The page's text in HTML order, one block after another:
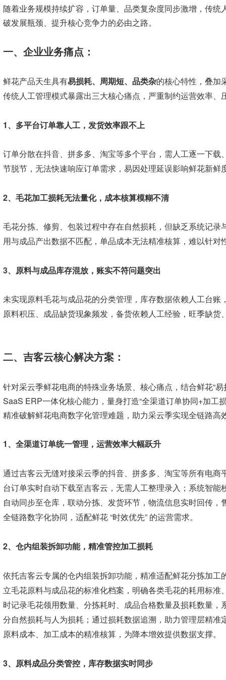
随着业务规模持续扩容，订单量、品类复杂度同步激增，传
破发展瓶颈、提升核心竞争力的必由之路。
一、企业业务痛点：
鲜花产品天生具有易损耗、周期短、品类杂的核心特性，叠加
传统人工管理模式暴露出三大核心痛点，严重制约运营效率、
1、多平台订单靠人工，发货效率跟不上
订单分散在抖音、拼多多、淘宝等多个平台，需人工逐一下
节脱节，无法快速响应订单需求，易因处理延误影响鲜花新鲜
2、毛花加工损耗无法量化，成本核算模糊不清
毛花分拣、修剪、包装过程中存在自然损耗，但缺乏系统记
用与成品产出数据不匹配，单品成本无法精准核算，难以针对
3、 原料与成品库存混放，账实不符问题突出
未实现原料毛花与成品花的分类管理，库存数据依赖人工台
原料积压、成品缺货现象频发，备货依赖人工经验，旺季缺
二、吉客云核心解决方案：
针对采云季鲜花电商的特殊业务场景、核心痛点，结合鲜花“
SaaS ERP一体化核心能力，量身打造“全渠道订单协同+加工
精准破解鲜花电商数字化管理难题，助力采云季实现全链路高
1、 全渠道订单统一管理，运营效率大幅跃升
通过吉客云无缝对接采云季的抖音、拼多多、淘宝等所有电商
台订单实时自动下载至吉客云，无需人工整理录入；系统智
自动同步至仓库，联动分拣、发货环节，物流信息实时回传
全链路数字化协同，适配鲜花 “时效优先” 的运营需求。
2、仓内组装拆卸功能，精准管控加工损耗
依托吉客云专属的仓内组装拆卸功能，精准适配鲜花分拣加
立毛花原料与成品花的标准化档案，明确各类毛花的耗用标
时记录毛花领用数量、分拣耗时、成品合格数量及损耗数量
分自然损耗与人为损耗；通过损耗数据追溯，助力管理层精
原料成本、加工成本的精准核算，为降本增效提供数据支撑。
3、原料成品分类管控，库存数据实时同步